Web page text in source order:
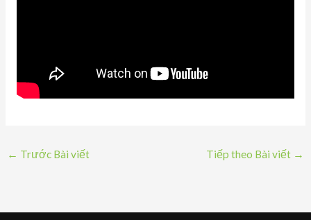
← Trước Bài viết Tiếp theo Bài viết →